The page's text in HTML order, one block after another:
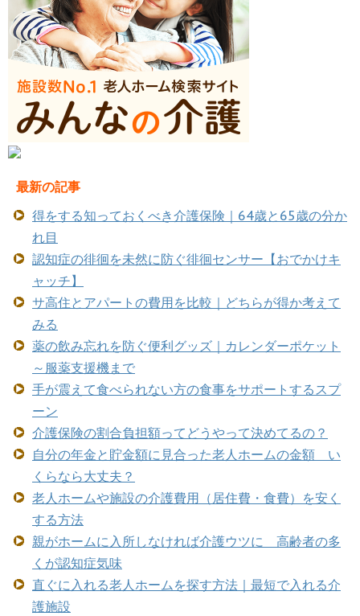
最新の記事
得をする知っておくべき介護保険｜64歳と65歳の分か
れ目
認知症の徘徊を未然に防ぐ徘徊センサー【おでかけキ
ャッチ】
サ高住とアパートの費用を比較｜どちらが得か考えて
みる
薬の飲み忘れを防ぐ便利グッズ｜カレンダーポケット
～服薬支援機まで
手が震えて食べられない方の食事をサポートするスプ
ーン
介護保険の割合負担額ってどうやって決めてるの？
自分の年金と貯金額に見合った老人ホームの金額 い
くらなら大丈夫？
老人ホームや施設の介護費用（居住費・食費）を安く
する方法
親がホームに入所しなければ介護ウツに 高齢者の多
くが認知症気味
直ぐに入れる老人ホームを探す方法｜最短で入れる介
護施設